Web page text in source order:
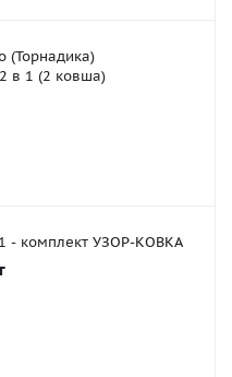
(Торнадика)
в 1 (2 ковша)
- комплект УЗОР-КОВКА